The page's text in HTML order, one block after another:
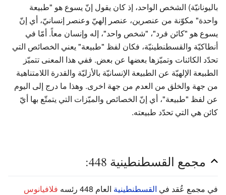
باليونانيّة) الشخص الواحد، إذ كان يقول إنّ يسوع هو "طبيعة
واحدة" مكوّنة من عنصرين، عنصر إلهيّ وعنصر إنسانيّ، أي إنّ
يسوع هو "كائن فرد"، "شخص واحد"، إله وإنسان معاً. أمّا في
أنطاكيّة والقسطنطينيّة، فكان لفظ "طبيعة" يعني الخصائص التي
تحدّد الكائنات وتميّزها بعضها عن بعض. ففي هذا المعنى تتميّز
الطبيعة الإلهيّة عن الطبيعة الإنسانيّة بالأزليّة والقدرة اللامتناهية
من جهة والخلق من العدم من جهة اخرى. وهذا ما درج إلى اليوم
عن لفظ "طبيعة"، أي إنّ الخصائص والميّزات التي يتمتّع بها أيّ
كائن هي التي تحدّد طبيعته.
مجمع القسطنطينية 448:
في مجمع عُقد في القسطنطينية العام 448 رئسه
فلافيانوس